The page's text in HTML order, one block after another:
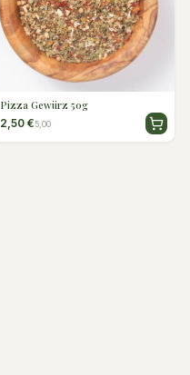
Pizza Gewürz 50g
2,50 €5,00